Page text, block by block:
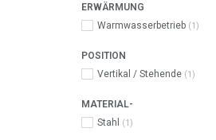
ERWÄRMUNG
Warmwasserbetrieb (1)
POSITION
Vertikal / Stehende (1)
MATERIAL-
Stahl
(1)